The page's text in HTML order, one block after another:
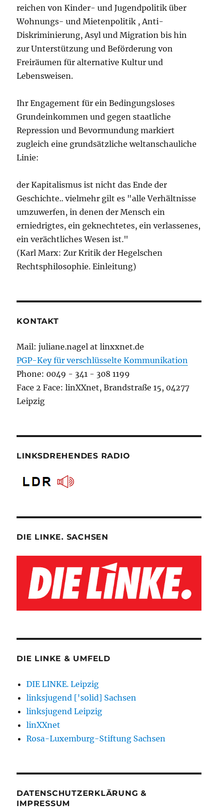
reichen von Kinder- und Jugendpolitik über
Wohnungs- und Mietenpolitik , Anti-
Diskriminierung, Asyl und Migration bis hin
zur Unterstützung und Beförderung von
Freiräumen für alternative Kultur und
Lebensweisen.
Ihr Engagement für ein Bedingungsloses
Grundeinkommen und gegen staatliche
Repression und Bevormundung markiert
zugleich eine grundsätzliche weltanschauliche
Linie:
der Kapitalismus ist nicht das Ende der
Geschichte.. vielmehr gilt es "alle Verhältnisse
umzuwerfen, in denen der Mensch ein
erniedrigtes, ein geknechtetes, ein verlassenes,
ein verächtliches Wesen ist."
(Karl Marx: Zur Kritik der Hegelschen
Rechtsphilosophie. Einleitung)
KONTAKT
Mail: juliane.nagel at linxxnet.de
PGP-Key für verschlüsselte Kommunikation
Phone: 0049 - 341 - 308 1199
Face 2 Face: linXXnet, Brandstraße 15, 04277
Leipzig
LINKSDREHENDES RADIO
DIE LINKE. SACHSEN
DIE LINKE & UMFELD
DIE LINKE. Leipzig
linksjugend ['solid] Sachsen
linksjugend Leipzig
linXXnet
Rosa-Luxemburg-Stiftung Sachsen
DATENSCHUTZERKLÄRUNG &
IMPRESSUM